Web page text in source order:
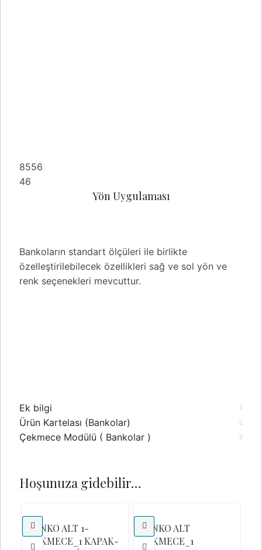
8556
46
Yön Uygulaması
Bankoların standart ölçüleri ile birlikte
özelleştirilebilecek özellikleri sağ ve sol yön ve
renk seçenekleri mevcuttur.
Ek bilgi
Ürün Kartelası (Bankolar)
Çekmece Modülü ( Bankolar )
Hoşunuza gidebilir…
BANKO ALT 1-
ÇEKMECE_1 KAPAK-
BANKO ALT
ÇEKMECE_1